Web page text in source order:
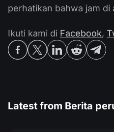
perhatikan bahwa jam di
Ikuti kami di Facebook,
Latest from Berita